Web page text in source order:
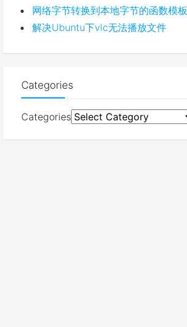
网络字节转换到本地字节的函数模板
解决Ubuntu下vlc无法播放文件
Categories
Categories